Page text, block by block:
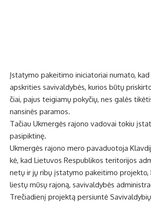
Įsta­ty­mo pa­kei­ti­mo ini­cia­to­riai nu­ma­to, kad
ap­skri­ties sa­vi­val­dy­bės, ku­rios bū­tų
čiai, pa­jus tei­gia­mų po­ky­čių, nes ga­lės
nan­si­nės pa­ra­mos.
Ta­čiau Uk­mer­gės ra­jo­no va­do­vai to­kiu
pa­si­pik­ti­nę.
Uk­mer­gės ra­jo­no me­ro pa­va­duo­to­ja
kė, kad Lie­tu­vos Res­pub­li­kos te­ri­to­ri­jos
ne­tų ir jų ri­bų įsta­ty­mo pa­kei­ti­mo pro­jek­to,
lies­tų mū­sų ra­jo­ną, sa­vi­val­dy­bės
Tre­čia­die­nį pro­jek­tą per­siun­tė